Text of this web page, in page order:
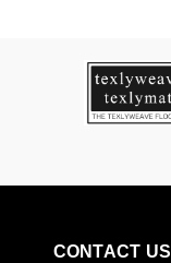
CONTACT US